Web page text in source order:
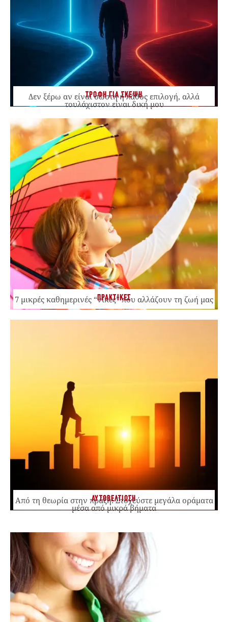
ΤΡΟΦΗ ΓΙΑ ΣΚΕΨΗ
Δεν ξέρω αν είναι σωστή ή λάθος επιλογή, αλλά
τουλάχιστον είναι δική μου
ΠΡΑΚΤΙΚΕΣ
7 μικρές καθημερινές “νίκες” που αλλάζουν τη ζωή μας
ΑΥΤΟΒΕΛΤΙΩΣΗ
Από τη θεωρία στην πράξη: Στοχεύστε μεγάλα οράματα
μέσα από μικρά βήματα